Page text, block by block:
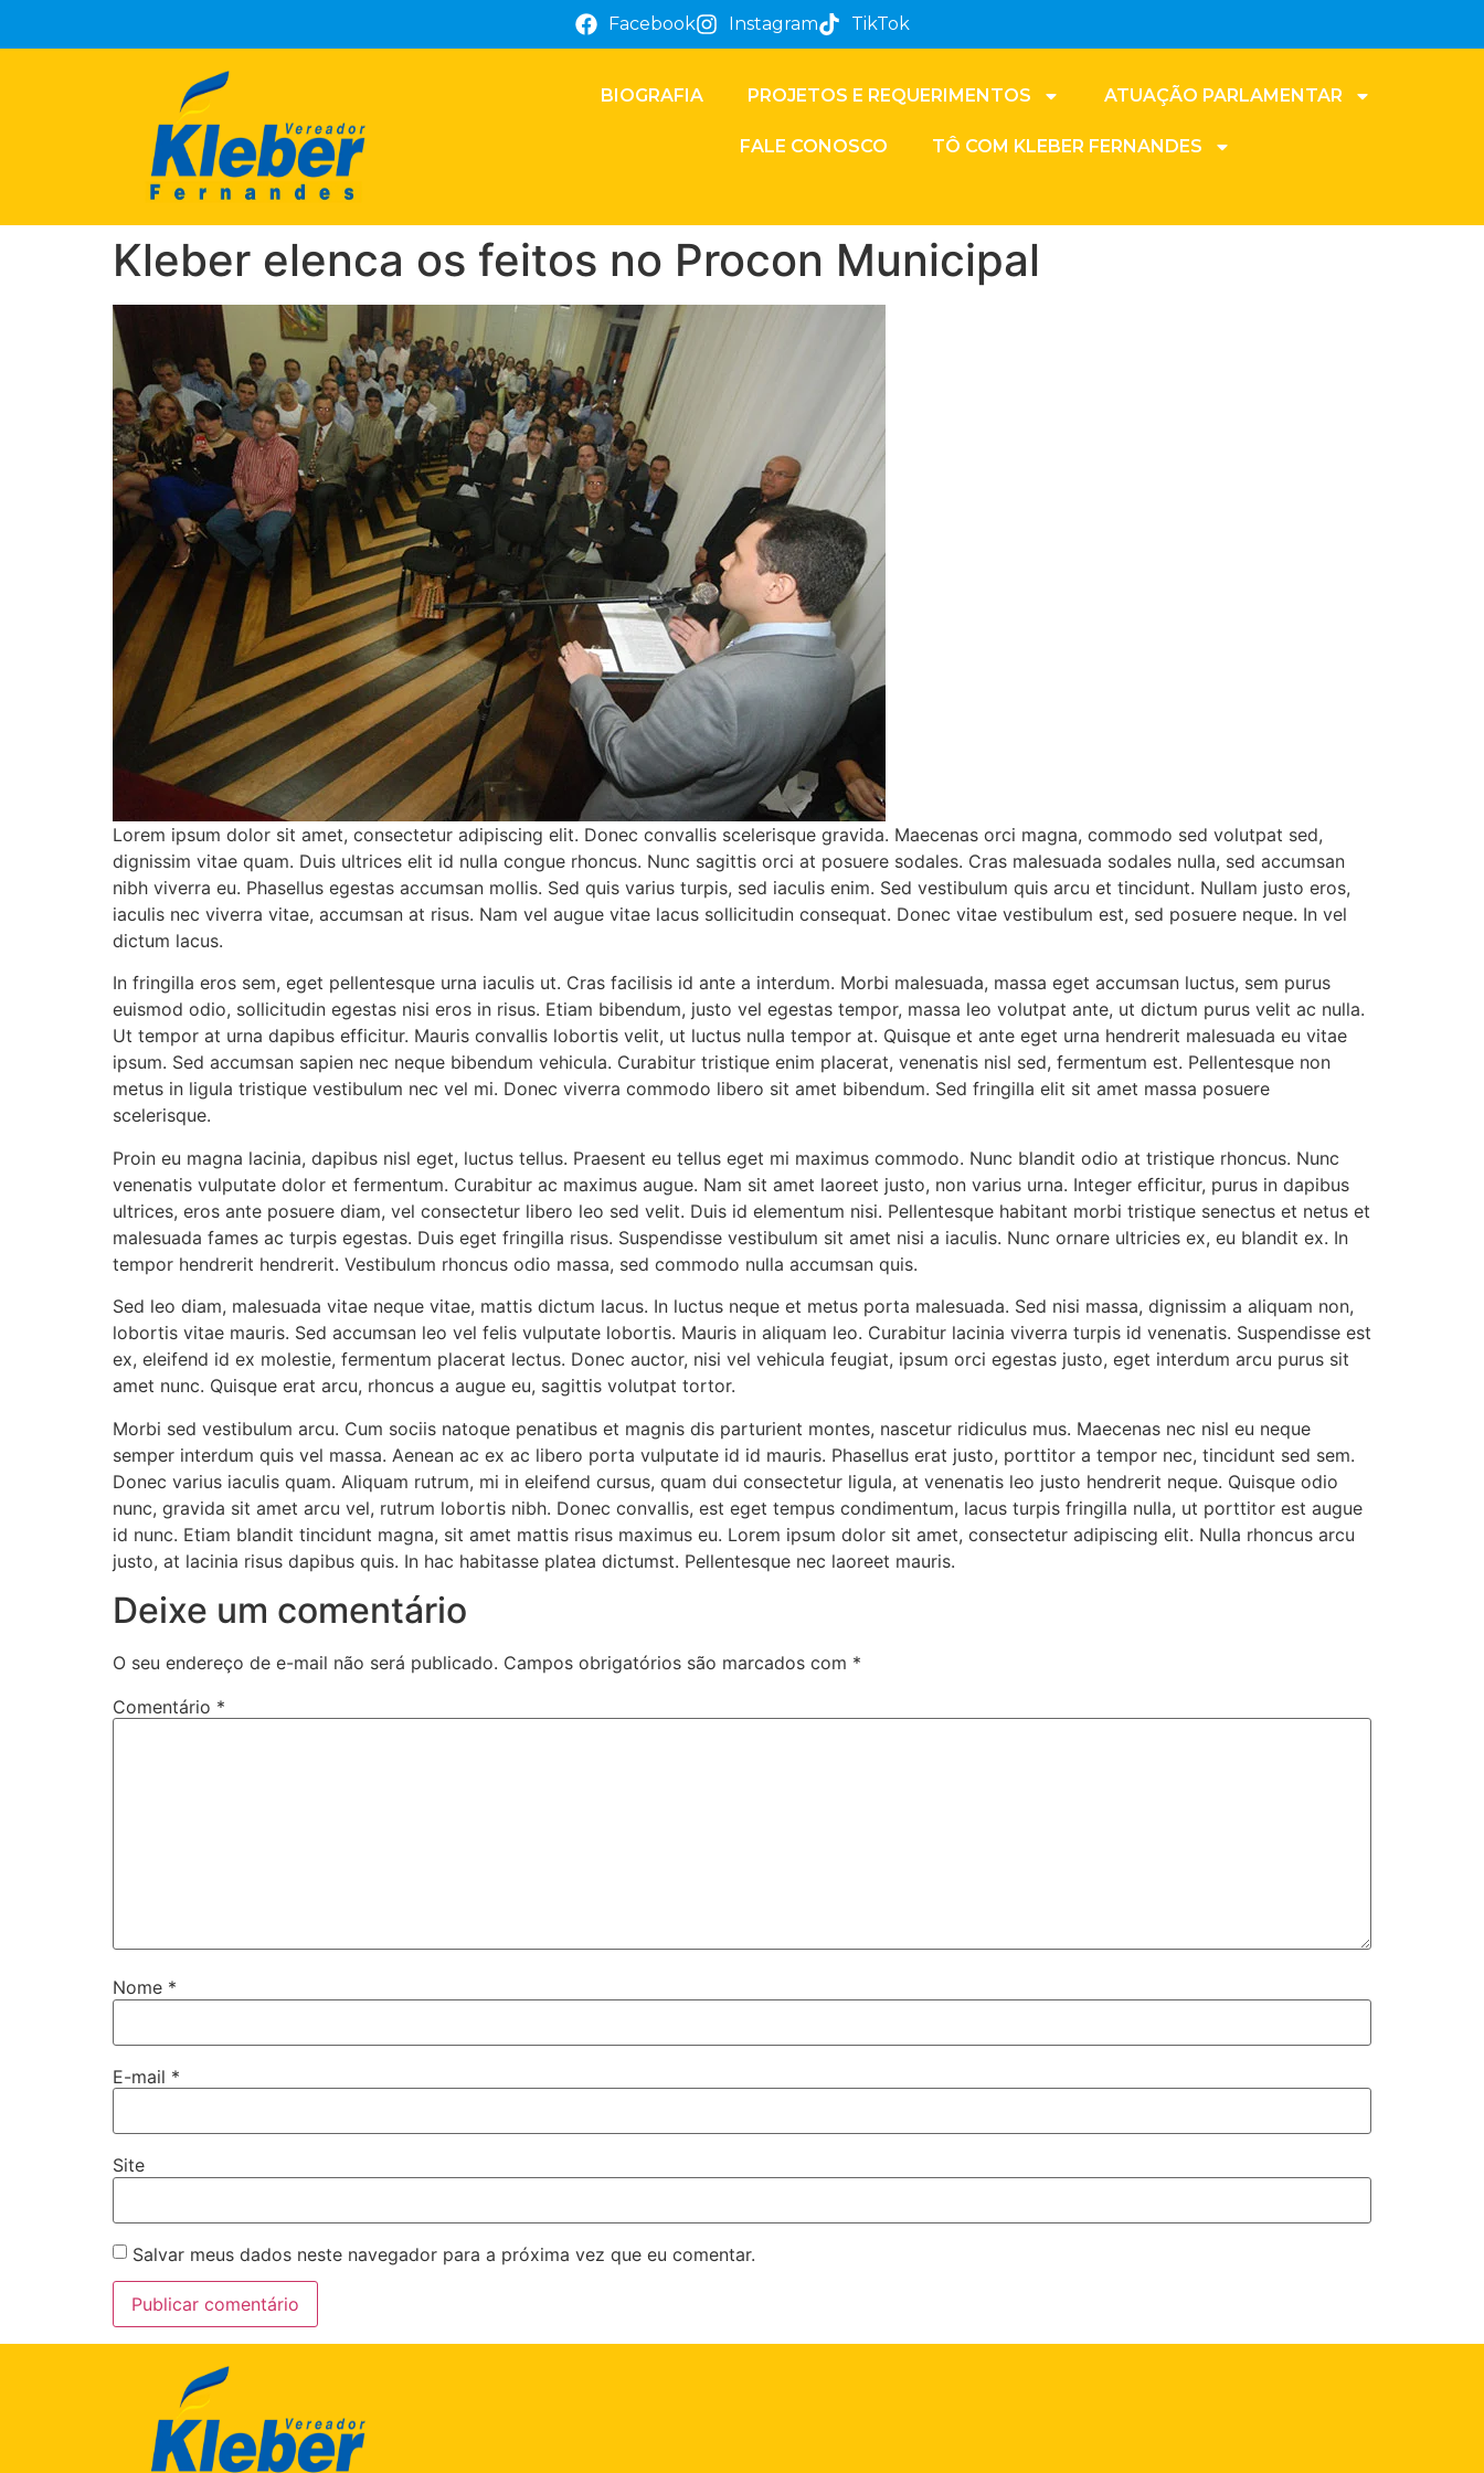
Facebook Instagram TikTok
BIOGRAFIA PROJETOS E REQUERIMENTOS ATUAÇÃO PARLAMENTAR
FALE CONOSCO TÔ COM KLEBER FERNANDES
Kleber elenca os feitos no Procon Municipal
Lorem ipsum dolor sit amet, consectetur adipiscing elit. Donec convallis scelerisque gravida. Maecenas orci magna, commodo sed volutpat sed,
dignissim vitae quam. Duis ultrices elit id nulla congue rhoncus. Nunc sagittis orci at posuere sodales. Cras malesuada sodales nulla, sed accumsan
nibh viverra eu. Phasellus egestas accumsan mollis. Sed quis varius turpis, sed iaculis enim. Sed vestibulum quis arcu et tincidunt. Nullam justo eros,
iaculis nec viverra vitae, accumsan at risus. Nam vel augue vitae lacus sollicitudin consequat. Donec vitae vestibulum est, sed posuere neque. In vel
dictum lacus.
In fringilla eros sem, eget pellentesque urna iaculis ut. Cras facilisis id ante a interdum. Morbi malesuada, massa eget accumsan luctus, sem purus
euismod odio, sollicitudin egestas nisi eros in risus. Etiam bibendum, justo vel egestas tempor, massa leo volutpat ante, ut dictum purus velit ac nulla.
Ut tempor at urna dapibus efficitur. Mauris convallis lobortis velit, ut luctus nulla tempor at. Quisque et ante eget urna hendrerit malesuada eu vitae
ipsum. Sed accumsan sapien nec neque bibendum vehicula. Curabitur tristique enim placerat, venenatis nisl sed, fermentum est. Pellentesque non
metus in ligula tristique vestibulum nec vel mi. Donec viverra commodo libero sit amet bibendum. Sed fringilla elit sit amet massa posuere
scelerisque.
Proin eu magna lacinia, dapibus nisl eget, luctus tellus. Praesent eu tellus eget mi maximus commodo. Nunc blandit odio at tristique rhoncus. Nunc
venenatis vulputate dolor et fermentum. Curabitur ac maximus augue. Nam sit amet laoreet justo, non varius urna. Integer efficitur, purus in dapibus
ultrices, eros ante posuere diam, vel consectetur libero leo sed velit. Duis id elementum nisi. Pellentesque habitant morbi tristique senectus et netus et
malesuada fames ac turpis egestas. Duis eget fringilla risus. Suspendisse vestibulum sit amet nisi a iaculis. Nunc ornare ultricies ex, eu blandit ex. In
tempor hendrerit hendrerit. Vestibulum rhoncus odio massa, sed commodo nulla accumsan quis.
Sed leo diam, malesuada vitae neque vitae, mattis dictum lacus. In luctus neque et metus porta malesuada. Sed nisi massa, dignissim a aliquam non,
lobortis vitae mauris. Sed accumsan leo vel felis vulputate lobortis. Mauris in aliquam leo. Curabitur lacinia viverra turpis id venenatis. Suspendisse est
ex, eleifend id ex molestie, fermentum placerat lectus. Donec auctor, nisi vel vehicula feugiat, ipsum orci egestas justo, eget interdum arcu purus sit
amet nunc. Quisque erat arcu, rhoncus a augue eu, sagittis volutpat tortor.
Morbi sed vestibulum arcu. Cum sociis natoque penatibus et magnis dis parturient montes, nascetur ridiculus mus. Maecenas nec nisl eu neque
semper interdum quis vel massa. Aenean ac ex ac libero porta vulputate id id mauris. Phasellus erat justo, porttitor a tempor nec, tincidunt sed sem.
Donec varius iaculis quam. Aliquam rutrum, mi in eleifend cursus, quam dui consectetur ligula, at venenatis leo justo hendrerit neque. Quisque odio
nunc, gravida sit amet arcu vel, rutrum lobortis nibh. Donec convallis, est eget tempus condimentum, lacus turpis fringilla nulla, ut porttitor est augue
id nunc. Etiam blandit tincidunt magna, sit amet mattis risus maximus eu. Lorem ipsum dolor sit amet, consectetur adipiscing elit. Nulla rhoncus arcu
justo, at lacinia risus dapibus quis. In hac habitasse platea dictumst. Pellentesque nec laoreet mauris.
Deixe um comentário
O seu endereço de e-mail não será publicado. Campos obrigatórios são marcados com *
Comentário *
Nome *
E-mail *
Site
Salvar meus dados neste navegador para a próxima vez que eu comentar.